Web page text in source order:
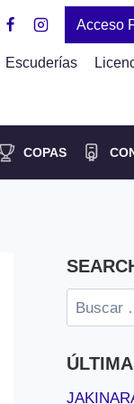
Acceso
Escuderías
COPAS
Buscar: